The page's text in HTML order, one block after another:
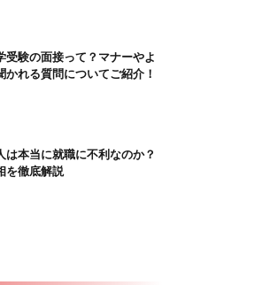
受験の面接って？マナーやよ
かれる質問についてご紹介！
は本当に就職に不利なのか？
を徹底解説